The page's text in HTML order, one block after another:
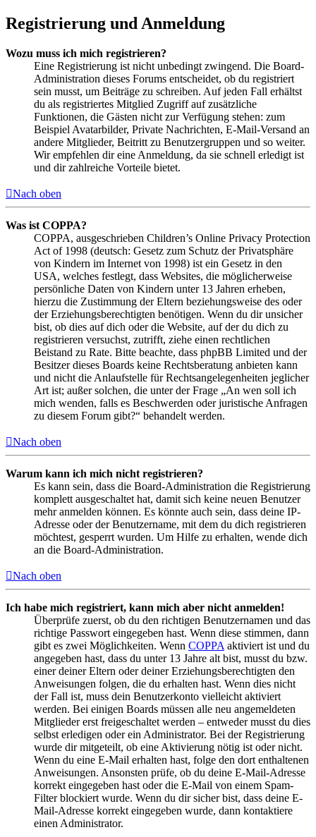
Registrierung und Anmeldung
Wozu muss ich mich registrieren?
Eine Registrierung ist nicht unbedingt zwingend. Die Board-
Administration dieses Forums entscheidet, ob du registriert
sein musst, um Beiträge zu schreiben. Auf jeden Fall erhältst
du als registriertes Mitglied Zugriff auf zusätzliche
Funktionen, die Gästen nicht zur Verfügung stehen: zum
Beispiel Avatarbilder, Private Nachrichten, E-Mail-Versand an
andere Mitglieder, Beitritt zu Benutzergruppen und so weiter.
Wir empfehlen dir eine Anmeldung, da sie schnell erledigt ist
und dir zahlreiche Vorteile bietet.
Nach oben
Was ist COPPA?
COPPA, ausgeschrieben Children’s Online Privacy Protection
Act of 1998 (deutsch: Gesetz zum Schutz der Privatsphäre
von Kindern im Internet von 1998) ist ein Gesetz in den
USA, welches festlegt, dass Websites, die möglicherweise
persönliche Daten von Kindern unter 13 Jahren erheben,
hierzu die Zustimmung der Eltern beziehungsweise des oder
der Erziehungsberechtigten benötigen. Wenn du dir unsicher
bist, ob dies auf dich oder die Website, auf der du dich zu
registrieren versuchst, zutrifft, ziehe einen rechtlichen
Beistand zu Rate. Bitte beachte, dass phpBB Limited und der
Besitzer dieses Boards keine Rechtsberatung anbieten kann
und nicht die Anlaufstelle für Rechtsangelegenheiten jeglicher
Art ist; außer solchen, die unter der Frage „An wen soll ich
mich wenden, falls es Beschwerden oder juristische Anfragen
zu diesem Forum gibt?“ behandelt werden.
Nach oben
Warum kann ich mich nicht registrieren?
Es kann sein, dass die Board-Administration die Registrierung
komplett ausgeschaltet hat, damit sich keine neuen Benutzer
mehr anmelden können. Es könnte auch sein, dass deine IP-
Adresse oder der Benutzername, mit dem du dich registrieren
möchtest, gesperrt wurden. Um Hilfe zu erhalten, wende dich
an die Board-Administration.
Nach oben
Ich habe mich registriert, kann mich aber nicht anmelden!
Überprüfe zuerst, ob du den richtigen Benutzernamen und das
richtige Passwort eingegeben hast. Wenn diese stimmen, dann
gibt es zwei Möglichkeiten. Wenn COPPA aktiviert ist und du
angegeben hast, dass du unter 13 Jahre alt bist, musst du bzw.
einer deiner Eltern oder deiner Erziehungsberechtigten den
Anweisungen folgen, die du erhalten hast. Wenn dies nicht
der Fall ist, muss dein Benutzerkonto vielleicht aktiviert
werden. Bei einigen Boards müssen alle neu angemeldeten
Mitglieder erst freigeschaltet werden – entweder musst du dies
selbst erledigen oder ein Administrator. Bei der Registrierung
wurde dir mitgeteilt, ob eine Aktivierung nötig ist oder nicht.
Wenn du eine E-Mail erhalten hast, folge den dort enthaltenen
Anweisungen. Ansonsten prüfe, ob du deine E-Mail-Adresse
korrekt eingegeben hast oder die E-Mail von einem Spam-
Filter blockiert wurde. Wenn du dir sicher bist, dass deine E-
Mail-Adresse korrekt eingegeben wurde, dann kontaktiere
einen Administrator.